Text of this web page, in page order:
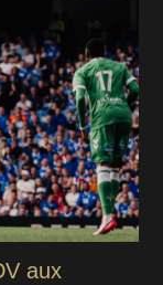
aux